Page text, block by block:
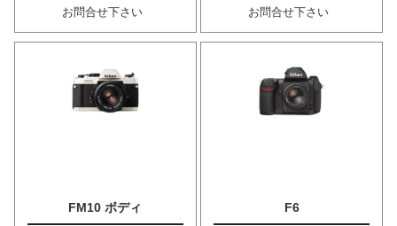
お問合せ下さい
お問合せ下さい
FM10 ボディ F6